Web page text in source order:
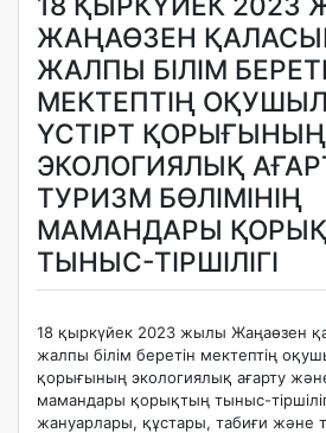
ЖАҢАӨЗЕН
ЖАЛПЫ БІЛІМ
МЕКТЕПТІҢ
ҮСТІРТ ҚОРЫҒЫНЫҢ
ЭКОЛОГИЯЛЫҚ
ТУРИЗМ БӨЛІМІНІҢ
МАМАНДАРЫ
ТЫНЫС-ТІРШІЛІГІ
18 қыркүйек 2023 жылы Жаңаөзен
жалпы білім беретін мектептің
қорығының экологиялық ағарту
мамандары қорықтың тыныс-
жануарлары, құстары, табиғи және